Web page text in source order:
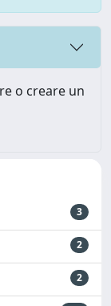
o creare un
3
2
2